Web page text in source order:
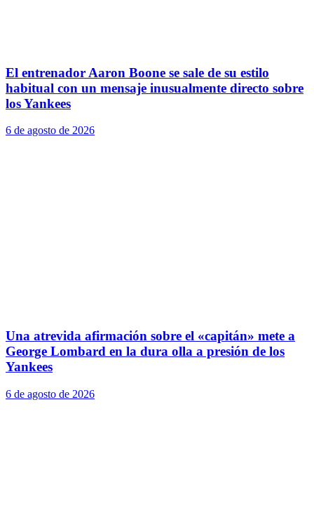
El entrenador Aaron Boone se sale de su estilo
habitual con un mensaje inusualmente directo sobre
los Yankees
6 de agosto de 2026
Una atrevida afirmación sobre el «capitán» mete a
George Lombard en la dura olla a presión de los
Yankees
6 de agosto de 2026